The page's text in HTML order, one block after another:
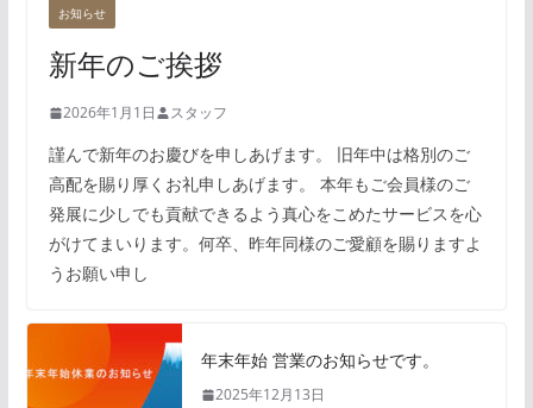
お知らせ
新年のご挨拶
2026年1月1日 スタッフ
謹んで新年のお慶びを申しあげます。 旧年中は格別のご
高配を賜り厚くお礼申しあげます。 本年もご会員様のご
発展に少しでも貢献できるよう真心をこめたサービスを心
がけてまいります。何卒、昨年同様のご愛顧を賜りますよ
うお願い申し
年末年始 営業のお知らせです。
2025年12月13日